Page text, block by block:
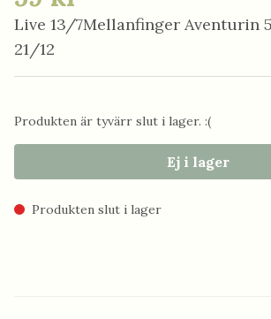
Live 13/7Mellanfinger Aventurin
21/12
Produkten är tyvärr slut i lager. :(
Ej i lager
Produkten slut i lager